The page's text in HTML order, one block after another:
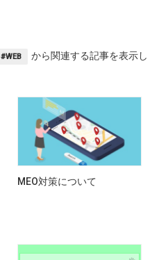
#WEB
から関連する記事を表示し
MEO対策について